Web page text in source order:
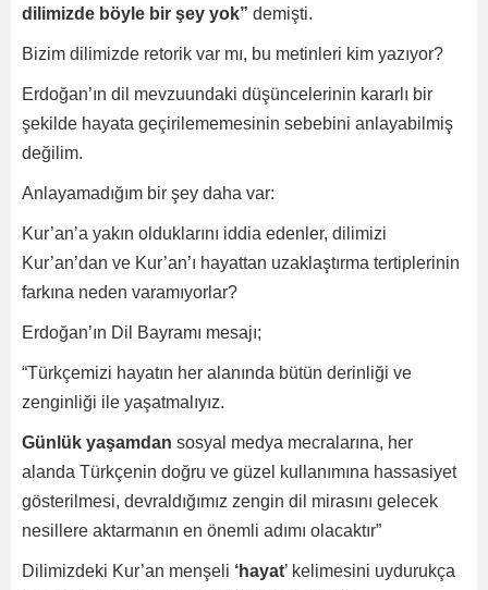
dilimizde böyle bir şey yok” demişti.
Bizim dilimizde retorik var mı, bu metinleri kim yazıyor?
Erdoğan’ın dil mevzuundaki düşüncelerinin kararlı bir
şekilde hayata geçirilememesinin sebebini anlayabilmiş
değilim.
Anlayamadığım bir şey daha var:
Kur’an’a yakın olduklarını iddia edenler, dilimizi
Kur’an’dan ve Kur’an’ı hayattan uzaklaştırma tertiplerinin
farkına neden varamıyorlar?
Erdoğan’ın Dil Bayramı mesajı;
“Türkçemizi hayatın her alanında bütün derinliği ve
zenginliği ile yaşatmalıyız.
Günlük yaşamdan sosyal medya mecralarına, her
alanda Türkçenin doğru ve güzel kullanımına hassasiyet
gösterilmesi, devraldığımız zengin dil mirasını gelecek
nesillere aktarmanın en önemli adımı olacaktır”
Dilimizdeki Kur’an menşeli ‘hayat’ kelimesini uydurukça